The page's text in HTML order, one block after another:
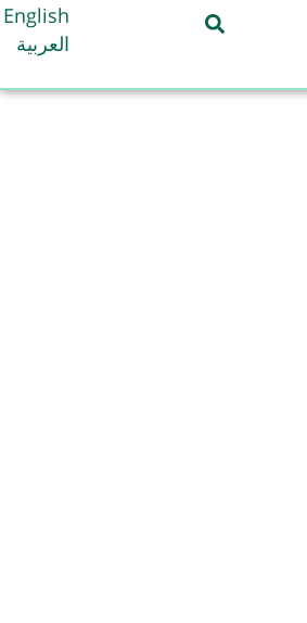
English
العربية